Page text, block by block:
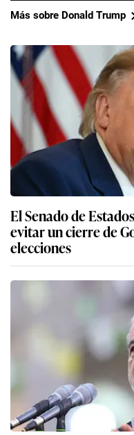
Más sobre Donald Trump
El Senado de
evitar un cierre de
elecciones